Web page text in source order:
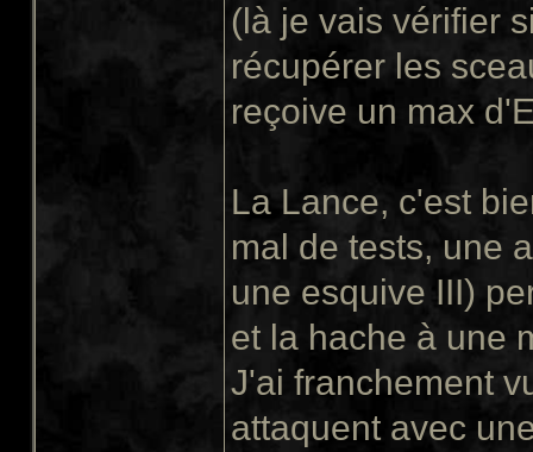
(là je vais vérifier
récupérer les
reçoive un max
La Lance, c'est
mal de tests, une
une esquive III)
et la hache à une
J'ai franchement
attaquent avec